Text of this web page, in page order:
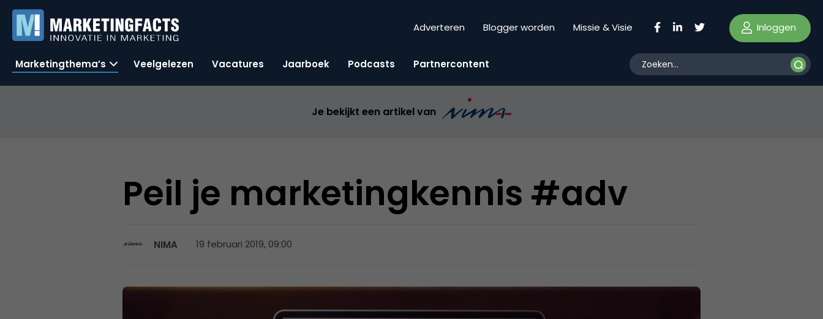
Adverteren Blogger worden Missie & Visie Inloggen
Marketingthema’s Veelgelezen Vacatures Jaarboek Podcasts Partnercontent
Je bekijkt een artikel van
Peil je marketingkennis #adv
NIMA 19 februari 2019, 09:00